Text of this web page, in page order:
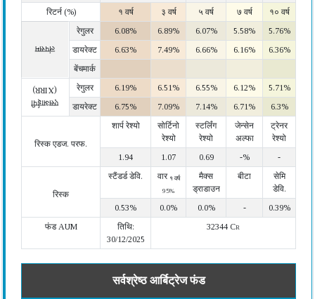
रिटर्न (%)
१ वर्ष ३ वर्ष ५ वर्ष ७ वर्ष १० वर्ष
लंपसम
रेगुलर 6.08% 6.89% 6.07% 5.58%
5.76%
डायरेक्ट
6.63% 7.49% 6.66% 6.16%
6.36%
बेंचमार्क
एसआईपी
(XIRR) रेगुलर 6.19% 6.51% 6.55% 6.12%
5.71%
डायरेक्ट
6.75% 7.09% 7.14% 6.71% 6.3%
रिस्क एडज. परफ.
शार्प रेश्यो
सोर्टिनो
रेश्यो
स्टर्लिंग
रेश्यो
जेन्सेन
अल्फा
ट्रेनर
रेश्यो
1.94
1.07 0.69 -% -
रिस्क
स्टैंडर्ड डेवि. वार १ वर्ष
95%
मैक्स
ड्राडाउन
बीटा
सेमि
डेवि.
0.53%
0.0% 0.0% -
0.39%
फंड AUM
तिथि:
30/12/2025
32344 Cr
सर्वश्रेष्ठ आर्बिट्रेज फंड